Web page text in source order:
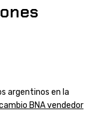
argentinos en la
BNA vendedor